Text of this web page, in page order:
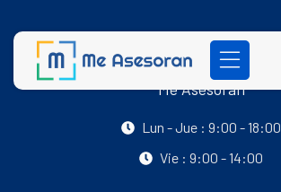
Me Asesoran
Lun - Jue : 9:00 - 18:00
Vie : 9:00 - 14:00